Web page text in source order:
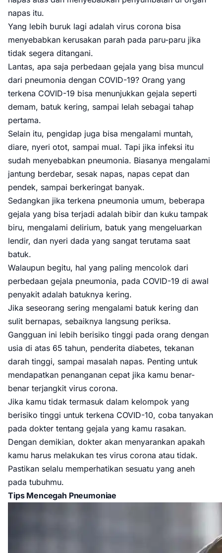
napas itu.
Yang lebih buruk lagi adalah virus corona bisa
menyebabkan kerusakan parah pada paru-paru jika
tidak segera ditangani.
Lantas, apa saja perbedaan gejala yang bisa muncul
dari pneumonia dengan COVID-19? Orang yang
terkena COVID-19 bisa menunjukkan gejala seperti
demam, batuk kering, sampai lelah sebagai tahap
pertama.
Selain itu, pengidap juga bisa mengalami muntah,
diare, nyeri otot, sampai mual. Tapi jika infeksi itu
sudah menyebabkan pneumonia. Biasanya mengalami
jantung berdebar, sesak napas, napas cepat dan
pendek, sampai berkeringat banyak.
Sedangkan jika terkena pneumonia umum, beberapa
gejala yang bisa terjadi adalah bibir dan kuku tampak
biru, mengalami delirium, batuk yang mengeluarkan
lendir, dan nyeri dada yang sangat terutama saat
batuk.
Walaupun begitu, hal yang paling mencolok dari
perbedaan gejala pneumonia, pada COVID-19 di awal
penyakit adalah batuknya kering.
Jika seseorang sering mengalami batuk kering dan
sulit bernapas, sebaiknya langsung periksa.
Gangguan ini lebih berisiko tinggi pada orang dengan
usia di atas 65 tahun, penderita diabetes, tekanan
darah tinggi, sampai masalah napas. Penting untuk
mendapatkan penanganan cepat jika kamu benar-
benar terjangkit virus corona.
Jika kamu tidak termasuk dalam kelompok yang
berisiko tinggi untuk terkena COVID-10, coba tanyakan
pada dokter tentang gejala yang kamu rasakan.
Dengan demikian, dokter akan menyarankan apakah
kamu harus melakukan tes virus corona atau tidak.
Pastikan selalu memperhatikan sesuatu yang aneh
pada tubuhmu.
Tips Mencegah Pneumoniae